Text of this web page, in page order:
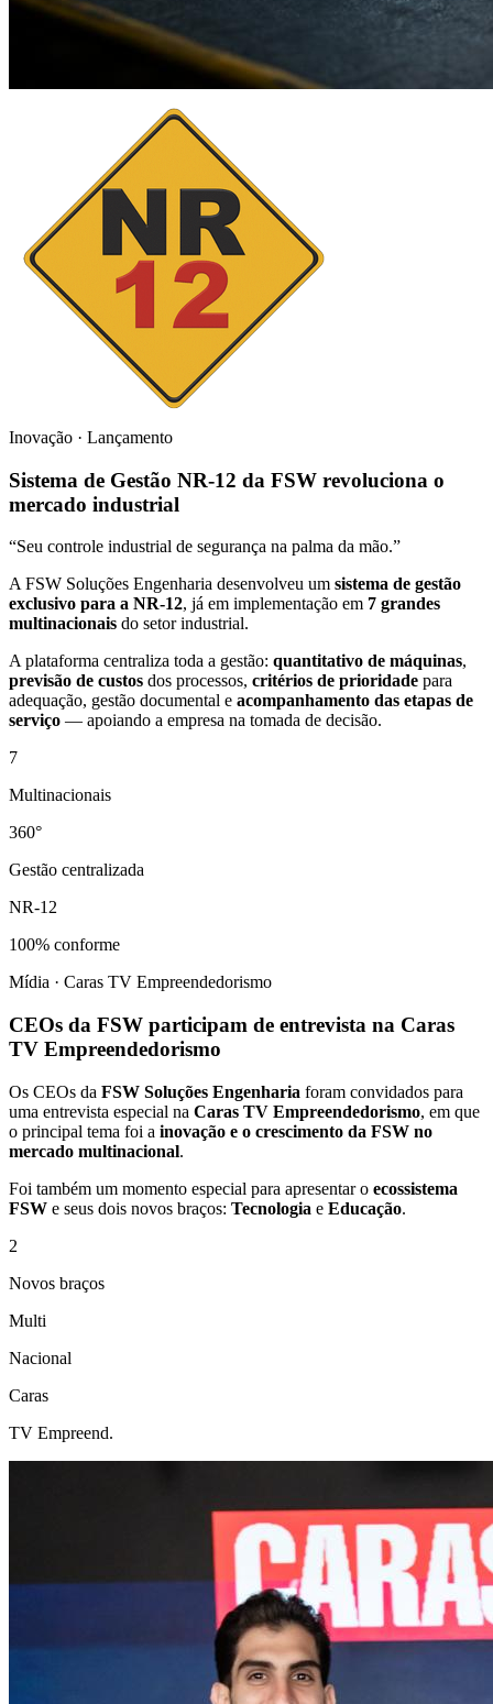
Inovação · Lançamento
Sistema de Gestão NR-12 da FSW revoluciona o
mercado industrial
“Seu controle industrial de segurança na palma da mão.”
A FSW Soluções Engenharia desenvolveu um sistema de gestão
exclusivo para a NR-12, já em implementação em 7 grandes
multinacionais do setor industrial.
A plataforma centraliza toda a gestão: quantitativo de máquinas,
previsão de custos dos processos, critérios de prioridade para
adequação, gestão documental e acompanhamento das etapas de
serviço — apoiando a empresa na tomada de decisão.
7
Multinacionais
360°
Gestão centralizada
NR-12
100% conforme
Mídia · Caras TV Empreendedorismo
CEOs da FSW participam de entrevista na Caras
TV Empreendedorismo
Os CEOs da FSW Soluções Engenharia foram convidados para
uma entrevista especial na Caras TV Empreendedorismo, em que
o principal tema foi a inovação e o crescimento da FSW no
mercado multinacional.
Foi também um momento especial para apresentar o ecossistema
FSW e seus dois novos braços: Tecnologia e Educação.
2
Novos braços
Multi
Nacional
Caras
TV Empreend.